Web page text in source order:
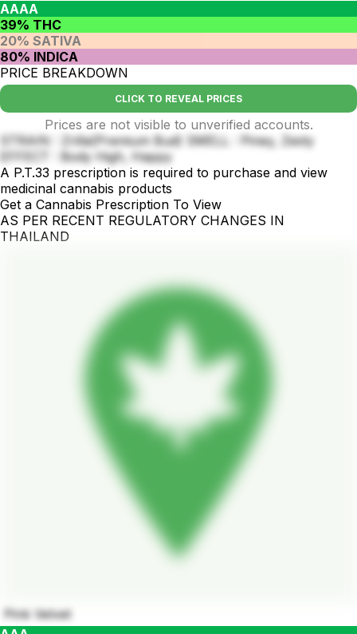
AAAA
39% THC
20% SATIVA
80% INDICA
PRICE BREAKDOWN
CLICK TO REVEAL PRICES
Prices are not visible to unverified accounts.
STRAIN : Zrilla(Premium Bud) SMELL : Piney, Zesty
EFFECT : Body High, Happy
A P.T.33 prescription is required to purchase and view
medicinal cannabis products
Get a Cannabis Prescription To View
AS PER RECENT REGULATORY CHANGES IN
THAILAND
Pink Velvet